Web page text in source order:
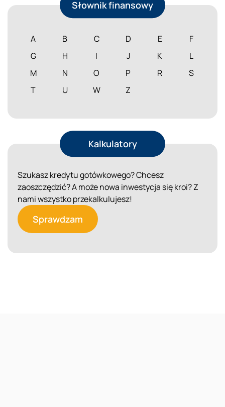
Słownik finansowy
A B C D E
F
G
H I J K
L
M
N O P R
S
T
U W Z
Kalkulatory
Szukasz kredytu gotówkowego? Chcesz
zaoszczędzić? A może nowa inwestycja się kroi? Z
nami wszystko przekalkulujesz!
Sprawdzam